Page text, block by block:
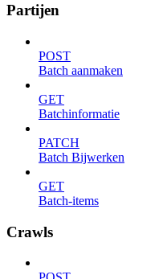
Partijen
POST
Batch aanmaken
GET
Batchinformatie
PATCH
Batch Bijwerken
GET
Batch-items
Crawls